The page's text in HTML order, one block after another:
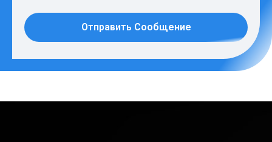
Отправить Сообщение